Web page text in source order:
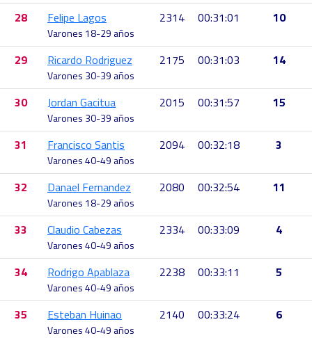
28 Felipe Lagos
Varones 18-29 años
2314 00:31:01 10
29 Ricardo Rodriguez
Varones 30-39 años
2175 00:31:03 14
30 Jordan Gacitua
Varones 30-39 años
2015 00:31:57 15
31 Francisco Santis
Varones 40-49 años
2094 00:32:18 3
32 Danael Fernandez
Varones 18-29 años
2080 00:32:54 11
33 Claudio Cabezas
Varones 40-49 años
2334 00:33:09 4
34 Rodrigo Apablaza
Varones 40-49 años
2238 00:33:11 5
35 Esteban Huinao
Varones 40-49 años
2140 00:33:24 6